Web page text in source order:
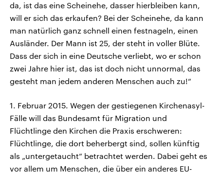
da, ist das eine Scheinehe, dasser hierbleiben kann,
will er sich das erkaufen? Bei der Scheinehe, da kann
man natürlich ganz schnell einen festnageln, einen
Ausländer. Der Mann ist 25, der steht in voller Blüte.
Dass der sich in eine Deutsche verliebt, wo er schon
zwei Jahre hier ist, das ist doch nicht unnormal, das
gesteht man jedem anderen Menschen auch zu!“
1. Februar 2015. Wegen der gestiegenen Kirchenasyl-
Fälle will das Bundesamt für Migration und
Flüchtlinge den Kirchen die Praxis erschweren:
Flüchtlinge, die dort beherbergt sind, sollen künftig
als „untergetaucht“ betrachtet werden. Dabei geht es
vor allem um Menschen, die über ein anderes EU-